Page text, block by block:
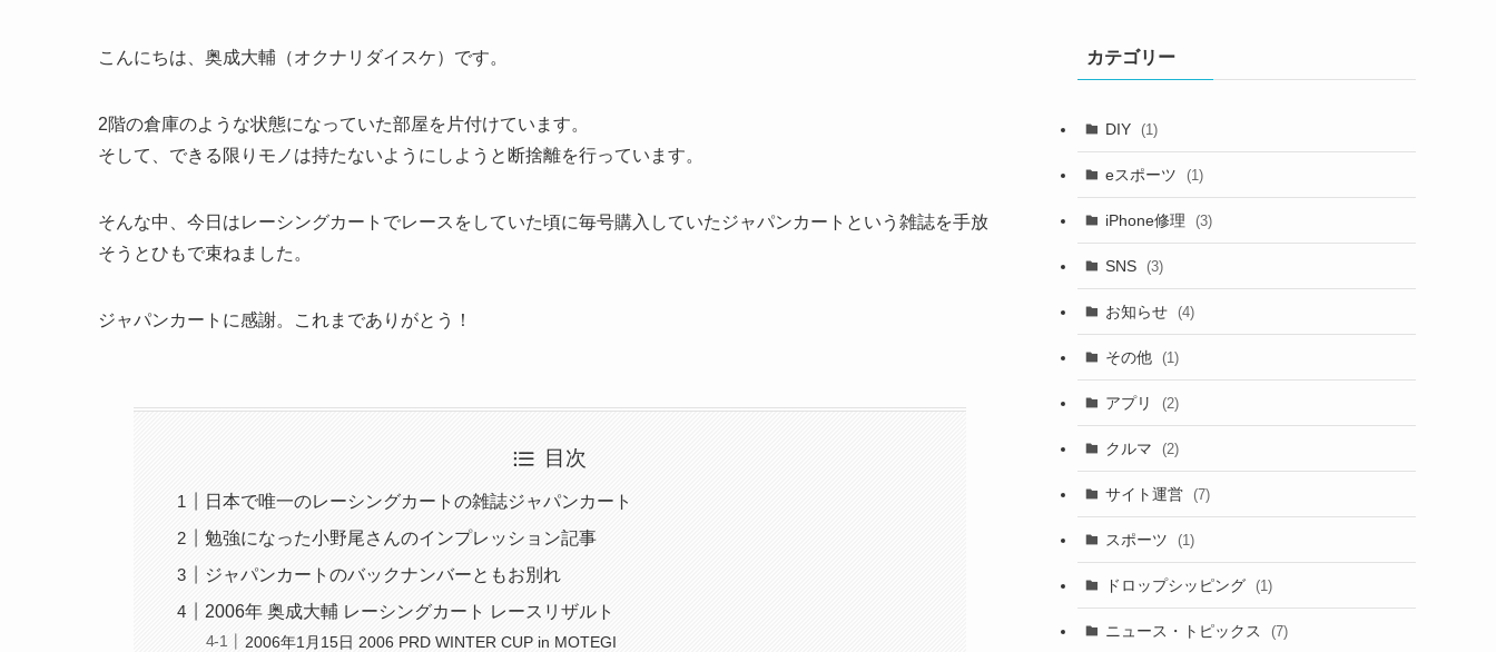
こんにちは、奥成大輔（オクナリダイスケ）です。
2階の倉庫のような状態になっていた部屋を片付けています。
そして、できる限りモノは持たないようにしようと断捨離を行っています。
そんな中、今日はレーシングカートでレースをしていた頃に毎号購入していたジャパンカートという雑誌を手放
そうとひもで束ねました。
ジャパンカートに感謝。これまでありがとう！
目次
日本で唯一のレーシングカートの雑誌ジャパンカート
勉強になった小野尾さんのインプレッション記事
ジャパンカートのバックナンバーともお別れ
2006年 奥成大輔 レーシングカート レースリザルト
2006年1月15日 2006 PRD WINTER CUP in MOTEGI
ブカテゴリー
DIY (1)
eスポーツ (1)
iPhone修理 (3)
SNS (3)
お知らせ (4)
その他 (1)
アプリ (2)
クルマ (2)
サイト運営 (7)
スポーツ (1)
ドロップシッピング (1)
ニュース・トピックス (7)